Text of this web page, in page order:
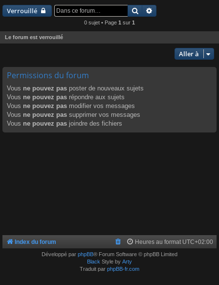
Verrouillé Rechercher
0 sujet • Page 1 sur 1
Le forum est verrouillé
Aller à
Permissions du forum
Vous ne pouvez pas poster de nouveaux sujets
Vous ne pouvez pas répondre aux sujets
Vous ne pouvez pas modifier vos messages
Vous ne pouvez pas supprimer vos messages
Vous ne pouvez pas joindre des fichiers
Index du forum Heures au format UTC+02:00
Développé par phpBB® Forum Software © phpBB Limited
Black Style by Arty
Traduit par phpBB-fr.com